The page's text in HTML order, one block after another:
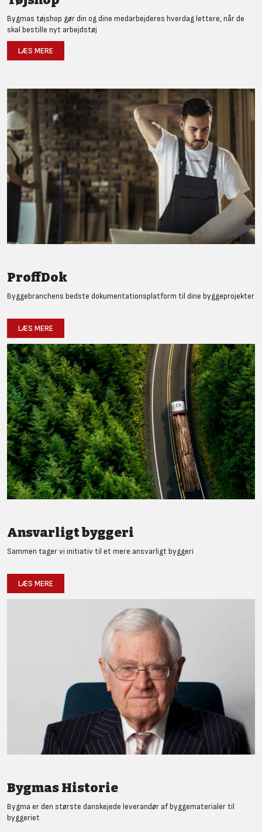
Bygmas tøjshop gør din og dine medarbejderes hverdag lettere, når de
skal bestille nyt arbejdstøj
LÆS MERE
ProffDok
Byggebranchens bedste dokumentationsplatform til dine byggeprojekter
LÆS MERE
Ansvarligt byggeri
Sammen tager vi initiativ til et mere ansvarligt byggeri
LÆS MERE
Bygmas Historie
Bygma er den største danskejede leverandør af byggematerialer til
byggeriet